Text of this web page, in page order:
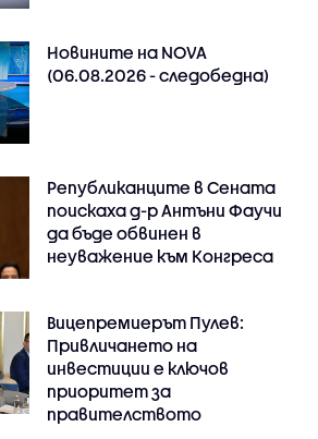
Новините на NOVA
(06.08.2026 - следобедна)
Републиканците в Сената
поискаха д-р Антъни Фаучи
да бъде обвинен в
неуважение към Конгреса
Вицепремиерът Пулев:
Привличането на
инвестиции е ключов
приоритет за
правителството